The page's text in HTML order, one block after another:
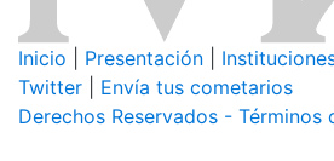
Inicio Presentación
Twitter
Envía tus cometarios
Derechos Reservados - Términos